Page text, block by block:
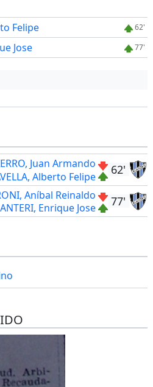
Felipe 62'
Jose 77'
62'
Juan Armando
Alberto Felipe
77'
Aníbal Reinaldo
ANTERI, Enrique Jose